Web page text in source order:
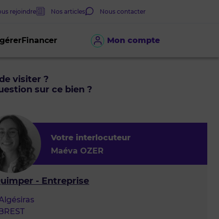
Mon compte
Financer
rejoindre Nos articles Nous contacter
visiter ?
sur ce bien ?
Votre interlocuteur
Maéva OZER
- Entreprise